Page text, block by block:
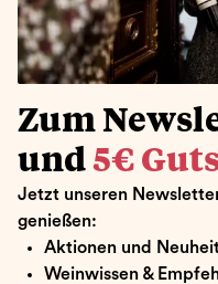
Zum
und 5€
Jetzt unseren
genießen:
Aktionen und
Weinwissen &